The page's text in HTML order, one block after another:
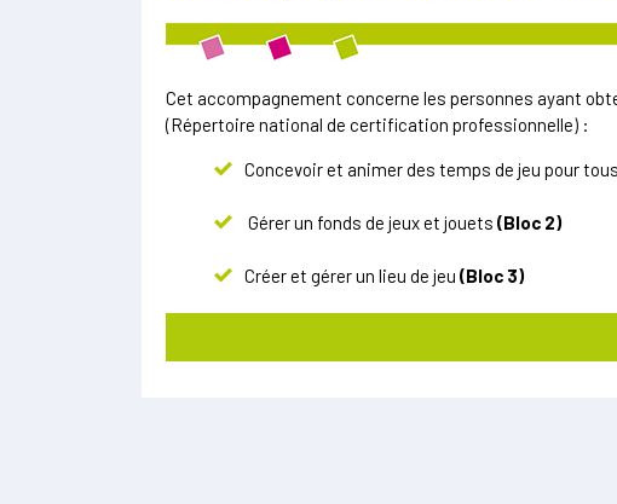
Cet accompagnement concerne les personnes ayant
(Répertoire national de certification professionnelle) :
Concevoir et animer des temps de jeu pour
Gérer un fonds de jeux et jouets (Bloc 2)
Créer et gérer un lieu de jeu (Bloc 3)